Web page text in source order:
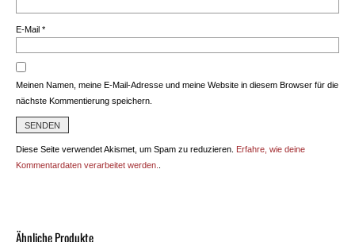
E-Mail *
Meinen Namen, meine E-Mail-Adresse und meine Website in diesem Browser für die
nächste Kommentierung speichern.
Diese Seite verwendet Akismet, um Spam zu reduzieren. Erfahre, wie deine
Kommentardaten verarbeitet werden..
Ähnliche Produkte